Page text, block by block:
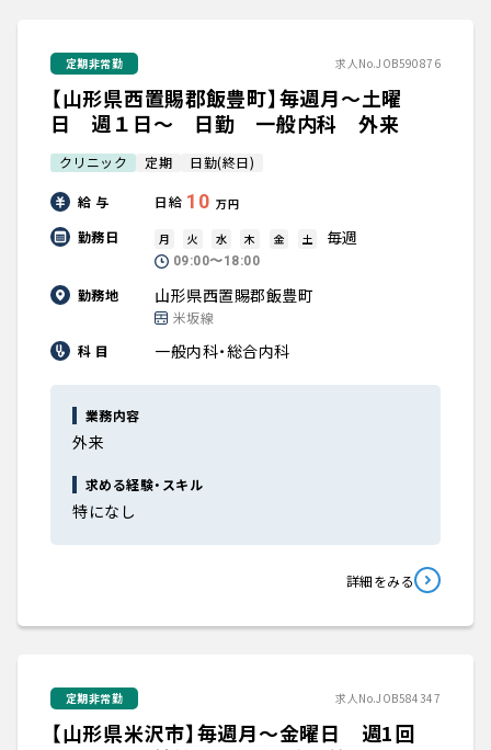
定期非常勤 求人No.JOB590876
【山形県西置賜郡飯豊町】毎週月～土曜
日 週１日～ 日勤 一般内科 外来
クリニック 定期 日勤(終日)
給 与 日給 10 万円
勤務日 月 火 水 木 金 土 毎週
09:00〜18:00
勤務地 山形県西置賜郡飯豊町
米坂線
科 目
一般内科・総合内科
業務内容
外来
求める経験・スキル
特になし
詳細をみる
定期非常勤 求人No.JOB584347
【山形県米沢市】毎週月～金曜日 週1回